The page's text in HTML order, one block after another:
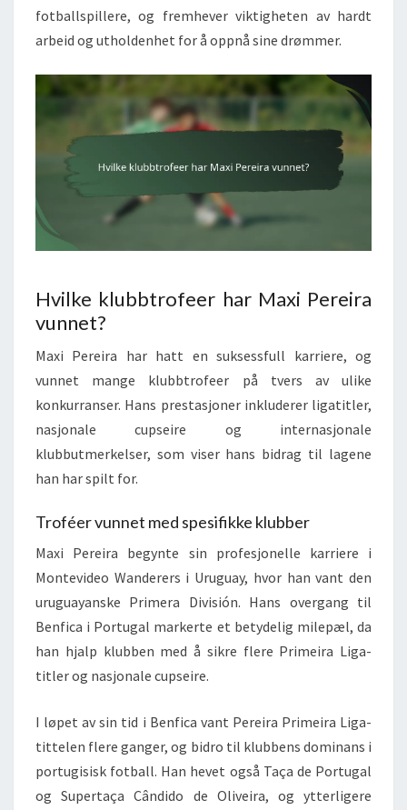
fotballspillere, og fremhever viktigheten av hardt
arbeid og utholdenhet for å oppnå sine drømmer.
Hvilke klubbtrofeer har Maxi Pereira
vunnet?
Maxi Pereira har hatt en suksessfull karriere, og
vunnet mange klubbtrofeer på tvers av ulike
konkurranser. Hans prestasjoner inkluderer ligatitler,
nasjonale cupseire og internasjonale
klubbutmerkelser, som viser hans bidrag til lagene
han har spilt for.
Troféer vunnet med spesifikke klubber
Maxi Pereira begynte sin profesjonelle karriere i
Montevideo Wanderers i Uruguay, hvor han vant den
uruguayanske Primera División. Hans overgang til
Benfica i Portugal markerte et betydelig milepæl, da
han hjalp klubben med å sikre flere Primeira Liga-
titler og nasjonale cupseire.
I løpet av sin tid i Benfica vant Pereira Primeira Liga-
tittelen flere ganger, og bidro til klubbens dominans i
portugisisk fotball. Han hevet også Taça de Portugal
og Supertaça Cândido de Oliveira, og ytterligere